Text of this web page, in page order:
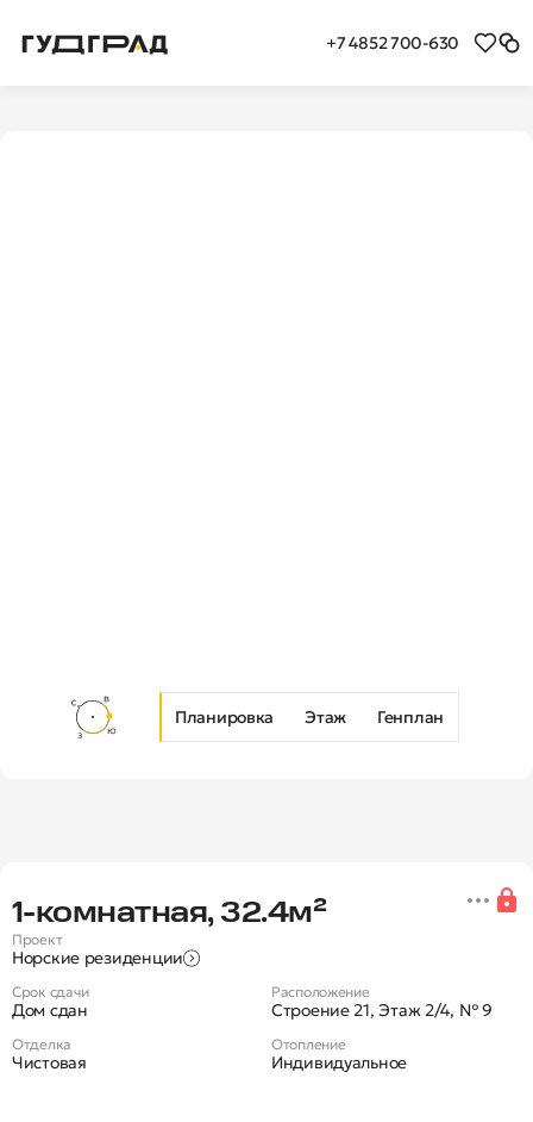
+7 4852 700-630
Планировка Этаж Генплан
Новая 1-комнатная квартира в
1‑комнатная, 32.4м²
Проект
Норские резиденции
Срок сдачи
Дом сдан
Расположение
Строение 21, Этаж 2/4, № 9
Отделка
Чистовая
Отопление
Индивидуальное